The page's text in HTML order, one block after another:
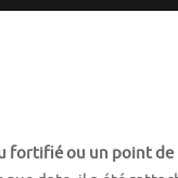
fortifié ou un point